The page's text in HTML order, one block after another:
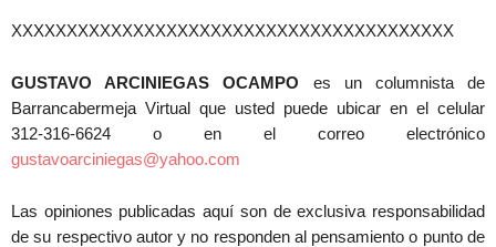
XXXXXXXXXXXXXXXXXXXXXXXXXXXXXXXXXXXXXXXX
GUSTAVO ARCINIEGAS OCAMPO es un columnista de
Barrancabermeja Virtual que usted puede ubicar en el celular
312-316-6624 o en el correo electrónico
gustavoarciniegas@yahoo.com
Las opiniones publicadas aquí son de exclusiva responsabilidad
de su respectivo autor y no responden al pensamiento o punto de